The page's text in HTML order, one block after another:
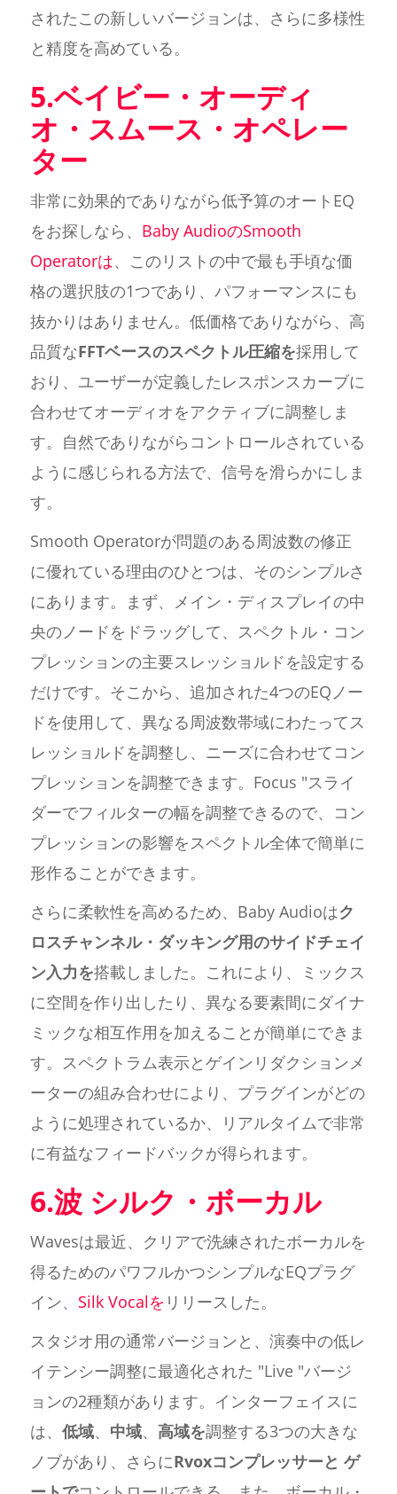
されたこの新しいバージョンは、さらに多様性
と精度を高めている。
5.ベイビー・オーディ
オ・スムース・オペレー
ター
非常に効果的でありながら低予算のオートEQ
をお探しなら、 Baby AudioのSmooth
Operatorは、このリストの中で最も手頃な価
格の選択肢の1つであり、パフォーマンスにも
抜かりはありません。低価格でありながら、高
品質なFFTベースのスペクトル圧縮を採用して
おり、ユーザーが定義したレスポンスカーブに
合わせてオーディオをアクティブに調整しま
す。自然でありながらコントロールされている
ように感じられる方法で、信号を滑らかにしま
す。
Smooth Operatorが問題のある周波数の修正
に優れている理由のひとつは、そのシンプルさ
にあります。まず、メイン・ディスプレイの中
央のノードをドラッグして、スペクトル・コン
プレッションの主要スレッショルドを設定する
だけです。そこから、追加された4つのEQノー
ドを使用して、異なる周波数帯域にわたってス
レッショルドを調整し、ニーズに合わせてコン
プレッションを調整できます。Focus "スライ
ダーでフィルターの幅を調整できるので、コン
プレッションの影響をスペクトル全体で簡単に
形作ることができます。
さらに柔軟性を高めるため、Baby Audioはク
ロスチャンネル・ダッキング用のサイドチェイ
ン入力を搭載しました。これにより、ミックス
に空間を作り出したり、異なる要素間にダイナ
ミックな相互作用を加えることが簡単にできま
す。スペクトラム表示とゲインリダクションメ
ーターの組み合わせにより、プラグインがどの
ように処理されているか、リアルタイムで非常
に有益なフィードバックが得られます。
6.波 シルク・ボーカル
Wavesは最近、クリアで洗練されたボーカルを
得るためのパワフルかつシンプルなEQプラグ
イン、 Silk Vocalを リリースした。
スタジオ用の通常バージョンと、演奏中の低レ
イテンシー調整に最適化された "Live "バージ
ョンの2種類があります。インターフェイスに
は、 低域、 中域、 高域を調整する3つの大きな
ノブがあり、さらにRvoxコンプレッサーと ゲ